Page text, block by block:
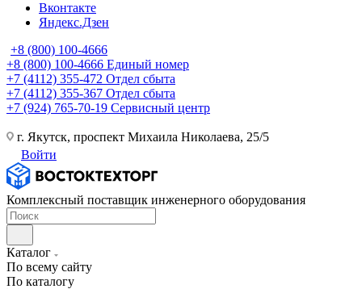
Вконтакте
Яндекс.Дзен
+8 (800) 100-4666
+8 (800) 100-4666 Единый номер
+7 (4112) 355-472 Отдел сбыта
+7 (4112) 355-367 Отдел сбыта
+7 (924) 765-70-19 Сервисный центр
г. Якутск, проспект Михаила Николаева, 25/5
Войти
Комплексный поставщик инженерного оборудования
Каталог
По всему сайту
По каталогу